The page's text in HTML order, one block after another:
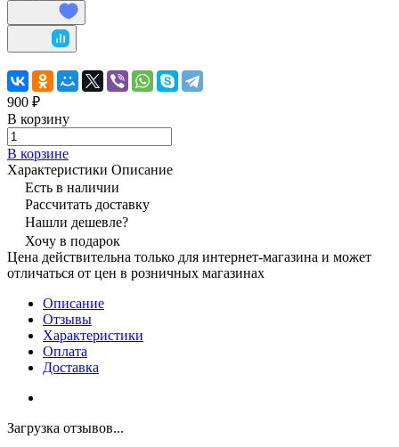
900 ₽
В корзину
В корзине
Характеристики Описание
Есть в наличии
Рассчитать доставку
Нашли дешевле?
Хочу в подарок
Цена действительна только для интернет-магазина и может
отличаться от цен в розничных магазинах
Описание
Отзывы
Характеристики
Оплата
Доставка
Загрузка отзывов...